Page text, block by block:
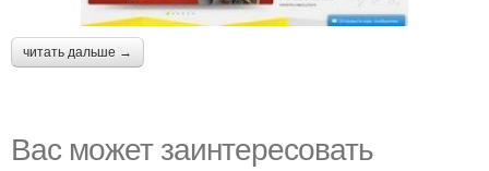
читать дальше →
Вас может заинтересовать